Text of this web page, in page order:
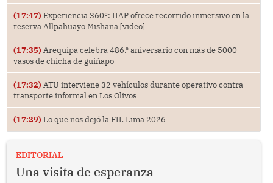
(17:47) Experiencia 360°: IIAP ofrece recorrido inmersivo en la
reserva Allpahuayo Mishana [video]
(17:35) Arequipa celebra 486.⁰ aniversario con más de 5000
vasos de chicha de guiñapo
(17:32) ATU interviene 32 vehículos durante operativo contra
transporte informal en Los Olivos
(17:29) Lo que nos dejó la FIL Lima 2026
EDITORIAL
Una visita de esperanza